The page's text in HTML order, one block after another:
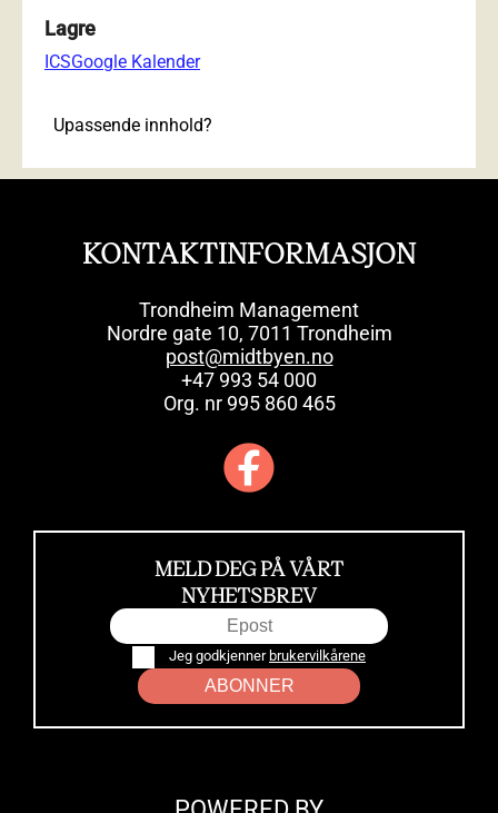
Lagre
ICSGoogle Kalender
Upassende innhold?
KONTAKTINFORMASJON
Trondheim Management
Nordre gate 10, 7011 Trondheim
post@midtbyen.no
+47 993 54 000
Org. nr 995 860 465
MELD DEG PÅ VÅRT
NYHETSBREV
Jeg godkjenner brukervilkårene
ABONNER